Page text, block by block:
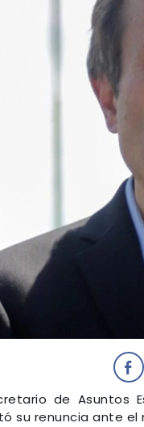
de Asuntos
su renuncia ante